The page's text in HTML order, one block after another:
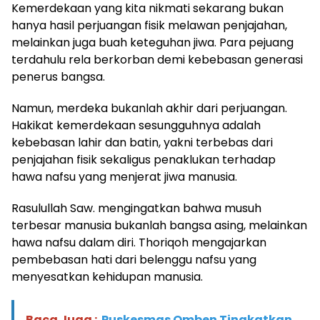
Kemerdekaan yang kita nikmati sekarang bukan
hanya hasil perjuangan fisik melawan penjajahan,
melainkan juga buah keteguhan jiwa. Para pejuang
terdahulu rela berkorban demi kebebasan generasi
penerus bangsa.
Namun, merdeka bukanlah akhir dari perjuangan.
Hakikat kemerdekaan sesungguhnya adalah
kebebasan lahir dan batin, yakni terbebas dari
penjajahan fisik sekaligus penaklukan terhadap
hawa nafsu yang menjerat jiwa manusia.
Rasulullah Saw. mengingatkan bahwa musuh
terbesar manusia bukanlah bangsa asing, melainkan
hawa nafsu dalam diri. Thoriqoh mengajarkan
pembebasan hati dari belenggu nafsu yang
menyesatkan kehidupan manusia.